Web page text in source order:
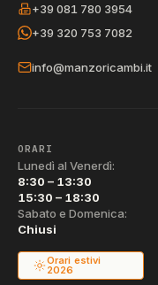
+39 081 780 3954
+39 320 753 7082
info@manzoricambi.it
ORARI
Lunedì al Venerdì:
8:30 – 13:30
15:30 – 18:30
Sabato e Domenica:
Chiusi
Orari estivi
2026